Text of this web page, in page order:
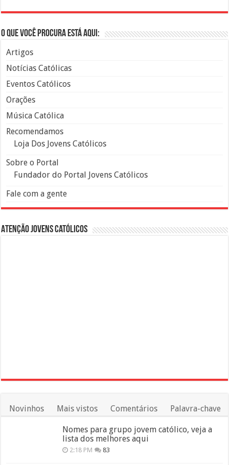
O que você procura está aqui:
Artigos
Notícias Católicas
Eventos Católicos
Orações
Música Católica
Recomendamos
Loja Dos Jovens Católicos
Sobre o Portal
Fundador do Portal Jovens Católicos
Fale com a gente
Atenção Jovens Católicos
Novinhos Mais vistos Comentários Palavra-chave
Nomes para grupo jovem católico, veja a
lista dos melhores aqui
2:18 PM 83